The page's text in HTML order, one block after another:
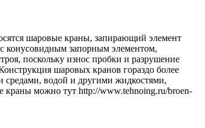
шаровые краны, запирающий элемент
конусовидным запорным элементом,
поскольку износ пробки и разрушение
шаровых кранов гораздо более
средами, водой и другими жидкостями,
краны можно тут http://www.tehnoing.ru/broen-